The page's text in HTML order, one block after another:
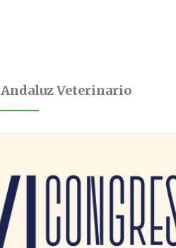
Veterinario